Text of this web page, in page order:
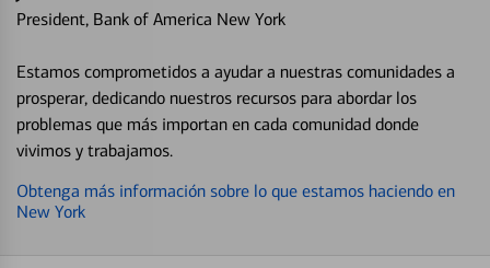
President, Bank of America New York
Estamos comprometidos a ayudar a nuestras comunidades a
prosperar, dedicando nuestros recursos para abordar los
problemas que más importan en cada comunidad donde
vivimos y trabajamos.
Obtenga más información sobre lo que estamos haciendo en
New York